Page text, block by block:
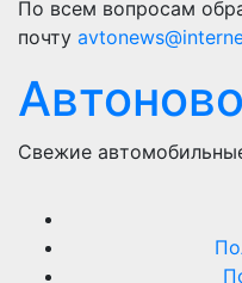
По всем вопросам
почту
Свежие